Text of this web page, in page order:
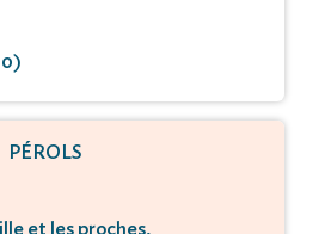
PÉROLS
et les proches,